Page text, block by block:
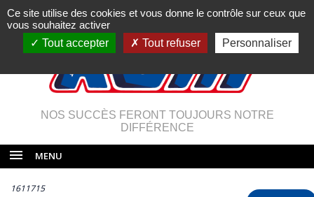
NOS SUCCÈS FERONT TOUJOURS NOTRE
DIFFÉRENCE
MENU
1611715
Ce site utilise des cookies et vous donne le contrôle sur ceux que
vous souhaitez activer
Tout accepter
Tout refuser Personnaliser